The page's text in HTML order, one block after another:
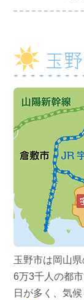
玉
玉野市は岡山
6万3千人の都
日が多く、気